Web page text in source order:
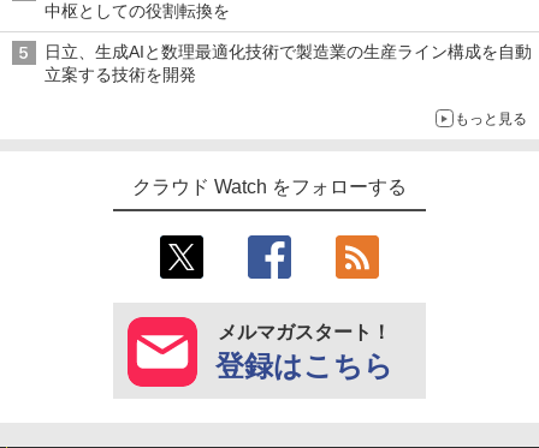
中枢としての役割転換を
日立、生成AIと数理最適化技術で製造業の生産ライン構成を自動
立案する技術を開発
もっと見る
クラウド Watch をフォローする
メルマガスタート！
登録はこちら